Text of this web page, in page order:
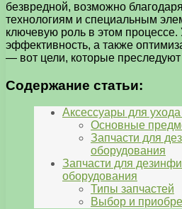
безвредной, возможно
технологиям и специальным
ключевую роль в этом процессе.
эффективность, а также
— вот цели, которые
Содержание статьи:
Аксессуары для
Основные
Запчасти для
оборудования
Запчасти для
оборудования
Типы запчастей
Выбор и